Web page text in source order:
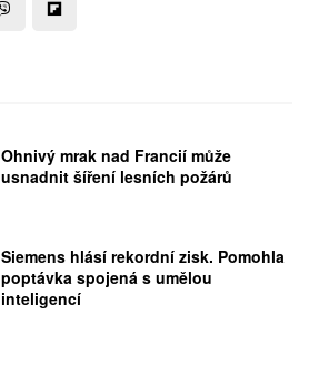
Ohnivý mrak nad Francií může
usnadnit šíření lesních požárů
Siemens hlásí rekordní zisk. Pomohla
poptávka spojená s umělou
inteligencí